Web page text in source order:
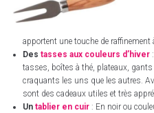
apportent une touche de
Des tasses aux couleurs d’hiver
tasses, boîtes à thé, plateaux,
craquants les uns que les autres.
sont des cadeaux utiles et très
Un tablier en cuir : En noir ou